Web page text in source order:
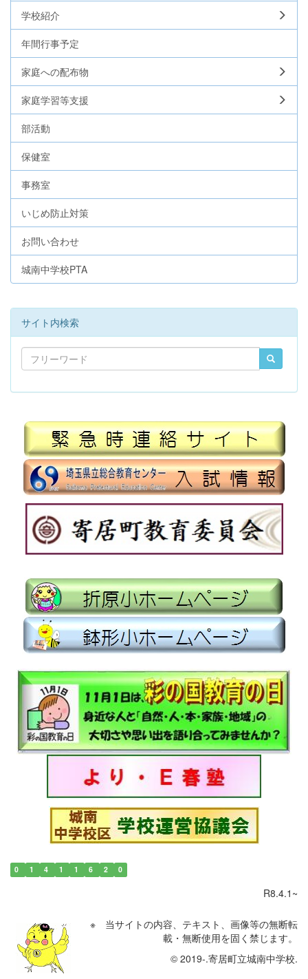
学校紹介
年間行事予定
家庭への配布物
家庭学習等支援
部活動
保健室
事務室
いじめ防止対策
お問い合わせ
城南中学校PTA
サイト内検索
0 1 4 1 1 6 2 0
R8.4.1~
※ 当サイトの内容、テキスト、画像等の無断転
載・無断使用を固く禁じます。
© 2019-.寄居町立城南中学校.